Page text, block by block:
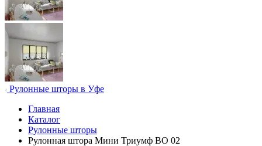
Рулонные шторы в Уфе
Главная
Каталог
Рулонные шторы
Рулонная штора Мини Триумф ВО 02